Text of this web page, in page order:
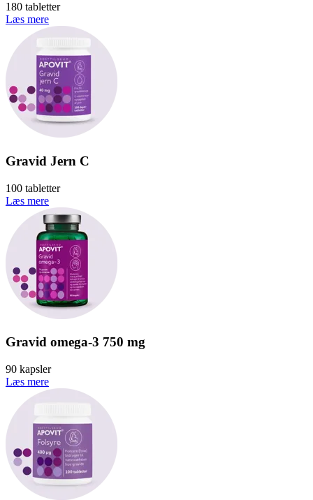
180 tabletter
Læs mere
Gravid Jern C
100 tabletter
Læs mere
Gravid omega-3 750 mg
90 kapsler
Læs mere